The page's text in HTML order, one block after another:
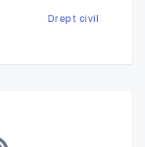
deja
Drept civil